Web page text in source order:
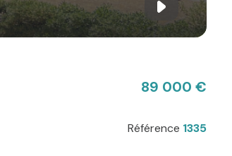
89 000 €
Référence 1335